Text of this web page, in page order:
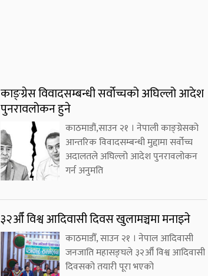
काङ्ग्रेस विवादसम्बन्धी सर्वोच्चको अघिल्लो आदेश
पुनरावलोकन हुने
काठमाडौं,साउन २१ । नेपाली काङ्ग्रेसको
आन्तरिक विवादसम्बन्धी मुद्दामा सर्वोच्च
अदालतले अघिल्लो आदेश पुनरावलोकन
गर्न अनुमति
३२औँ विश्व आदिवासी दिवस खुलामञ्चमा मनाइने
काठमाडौँ, साउन २१ । नेपाल आदिवासी
जनजाति महासङ्घले ३२औँ विश्व आदिवासी
दिवसको तयारी पूरा भएको